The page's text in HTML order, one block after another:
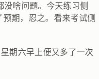
啥问题。今天练习侧
期，忍之。看来考试侧
期六早上便又多了一次